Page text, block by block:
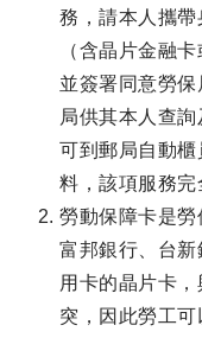
務，請本人攜
（含晶片金融
並簽署同意勞
局供其本人查
可到郵局自動
料，該項服務完
勞動保障卡是
富邦銀行、台
用卡的晶片卡
突，因此勞工